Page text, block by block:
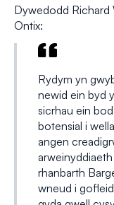
Dywedodd Richard
Ontix:
Rydym yn
newid ein byd
sicrhau ein
botensial i
angen
rhanbarth
wneud i